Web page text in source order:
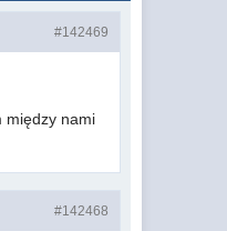
#142469
między nami
#142468